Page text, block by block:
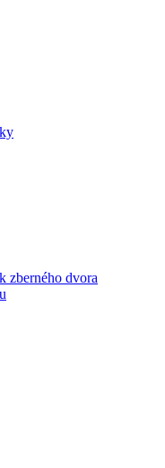
zberného dvora